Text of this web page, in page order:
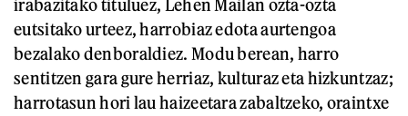
irabazitako tituluez, Lehen Mailan ozta-ozta
eutsitako urteez, harrobiaz edota aurtengoa
bezalako denboraldiez. Modu berean, harro
sentitzen gara gure herriaz, kulturaz eta hizkuntzaz;
harrotasun hori lau haizeetara zabaltzeko, oraintxe